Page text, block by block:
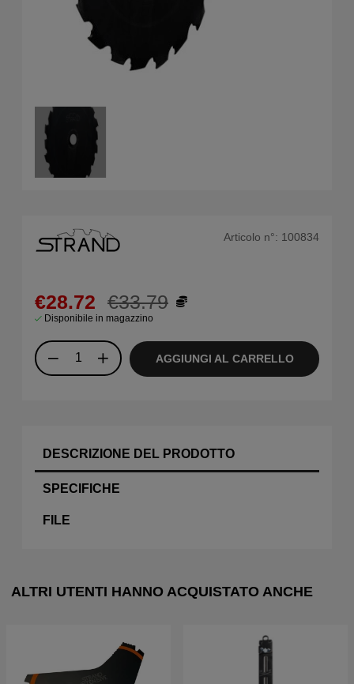
Articolo n°: 100834
€33.79
€28.72
Disponibile in magazzino
AGGIUNGI AL CARRELLO
DESCRIZIONE DEL PRODOTTO
SPECIFICHE
FILE
ALTRI UTENTI HANNO ACQUISTATO ANCHE